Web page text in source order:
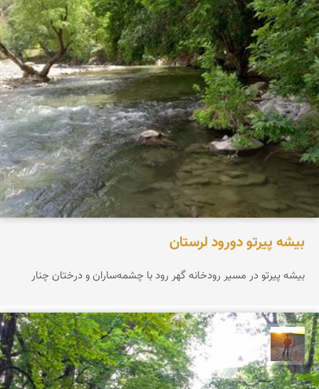
بیشه پیرتو دورود لرستان
بیشه پیرتو در مسیر رودخانه گهر رود با چشمه‌ساران و درختان چنار